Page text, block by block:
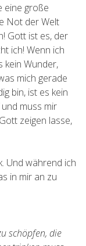
eine große
Not der Welt
Gott ist es, der
ich! Wenn ich
kein Wunder,
mich gerade
bin, ist es kein
muss mir
zeigen lasse,
Und während ich
in mir an zu
schöpfen, die